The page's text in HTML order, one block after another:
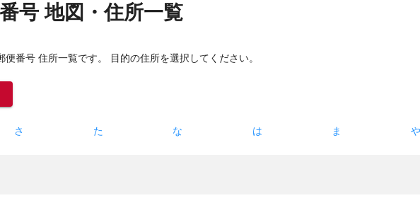
号 地図・住所一覧
便番号 住所一覧です。 目的の住所を選択してください。
さ た な は ま や